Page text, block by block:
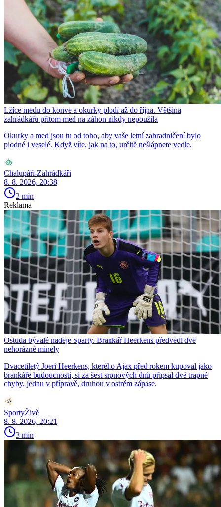
Lžíce medu do konve a okurky plodí až do října. Většina
zahrádkářů přitom med na záhon nikdy nepoužila
Okurky a med jsou tu od toho, aby vaše letní zahradničení bylo
plodné i veselé. Když víte, jak na to, určitě nešlápnete vedle.
Chalupáři-Zahrádkáři
8. 8. 2026, 20:38
2 min
Reklama
Ostuda bývalé naděje Sparty. Brankář Heerkens předvedl dvě
nehorázné minely
Dvacetiletý Joeri Heerkens, kterého Ajax před rokem kupoval jako
brankáře budoucnosti, si za šest srpnových dnů připsal dvě trapné
chyby, jednu v přípravě, druhou v ostrém zápase.
SportyŽivě
8. 8. 2026, 20:21
3 min